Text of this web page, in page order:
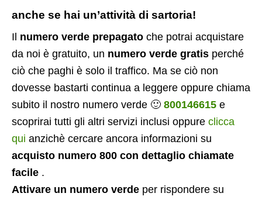
anche se hai un’attività di sartoria!
Il numero verde prepagato che potrai acquistare
da noi è gratuito, un numero verde gratis perché
ciò che paghi è solo il traffico. Ma se ciò non
dovesse bastarti continua a leggere oppure chiama
subito il nostro numero verde 🙂 800146615 e
scoprirai tutti gli altri servizi inclusi oppure clicca
qui anzichè cercare ancora informazioni su
acquisto numero 800 con dettaglio chiamate
facile .
Attivare un numero verde per rispondere su